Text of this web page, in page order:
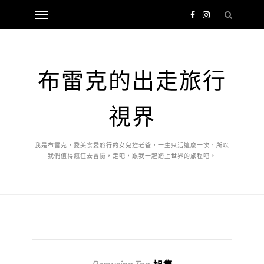
布雷克的出走旅行
視界
我是布雷克，愛美食愛旅行的女兒控老爸，一生只活這麼一次，所以
我們值得瘋狂去冒險，走吧，跟我一起踏上世界的旅程吧。